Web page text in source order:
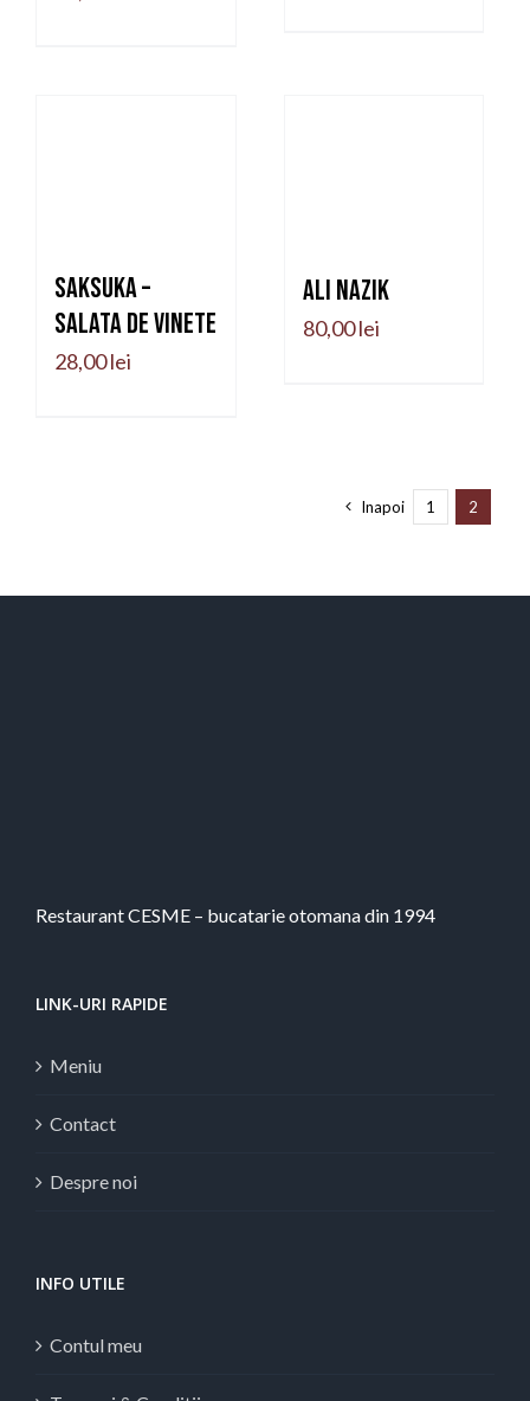
Saksuka –
salata de vinete
28,00lei
Ali nazik
80,00lei
Inapoi 1 2
Restaurant CESME – bucatarie otomana din 1994
LINK-URI RAPIDE
Meniu
Contact
Despre noi
INFO UTILE
Contul meu